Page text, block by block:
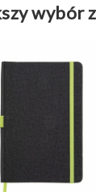
wybór